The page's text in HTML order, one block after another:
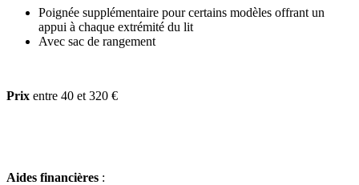
Poignée supplémentaire pour certains modèles offrant un
appui à chaque extrémité du lit
Avec sac de rangement
Prix entre 40 et 320 €
Aides financières :